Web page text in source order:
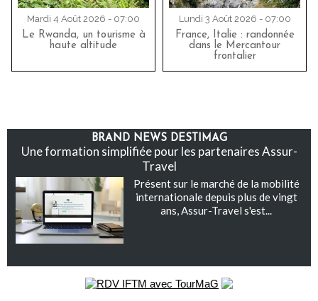
Mardi 4 Août 2026 - 07:00
Le Rwanda, un tourisme à
haute altitude
Lundi 3 Août 2026 - 07:00
France, Italie : randonnée
dans le Mercantour
frontalier
BRAND NEWS DESTIMAG
Une formation simplifiée pour les partenaires Assur-
Travel
Présent sur le marché de la mobilité
internationale depuis plus de vingt
ans, Assur-Travel s'est...